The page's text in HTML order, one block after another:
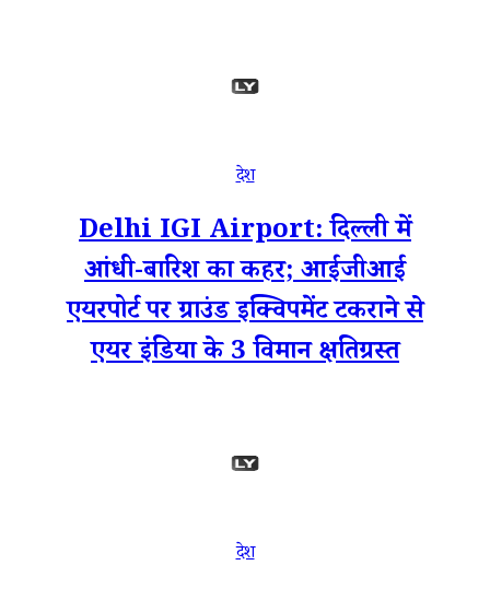
देश
Delhi IGI Airport: दिल्ली में
आंधी-बारिश का कहर; आईजीआई
एयरपोर्ट पर ग्राउंड इक्विपमेंट टकराने से
एयर इंडिया के 3 विमान क्षतिग्रस्त
देश